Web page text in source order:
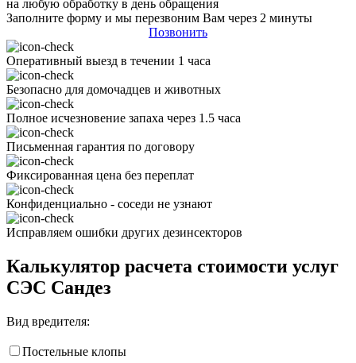
на любую обработку в день обращения
Заполните форму и мы перезвоним Вам через 2 минуты
Позвонить
Оперативный выезд в течении 1 часа
Безопасно для домочадцев и животных
Полное исчезновение запаха через 1.5 часа
Письменная гарантия по договору
Фиксированная цена без переплат
Конфиденциально - соседи не узнают
Исправляем ошибки других дезинсекторов
Калькулятор расчета стоимости услуг
СЭС Сандез
Вид вредителя:
Постельные клопы